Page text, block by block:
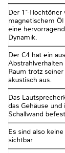
Der 1"-
magnetischem
eine
Dynamik.
Der C4 hat ein
Raum trotz
akustisch aus.
Das
das Gehäuse und
Schallwand
Es sind also
sichtbar.